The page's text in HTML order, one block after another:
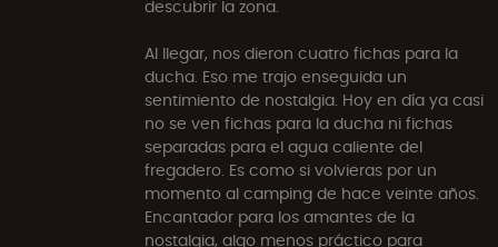
descubrir la zona.
Al llegar, nos dieron cuatro fichas para la
ducha. Eso me trajo enseguida un
sentimiento de nostalgia. Hoy en día ya casi
no se ven fichas para la ducha ni fichas
separadas para el agua caliente del
fregadero. Es como si volvieras por un
momento al camping de hace veinte años.
Encantador para los amantes de la
nostalgia, algo menos práctico para